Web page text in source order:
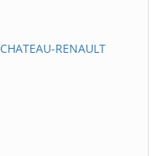
RENAULT